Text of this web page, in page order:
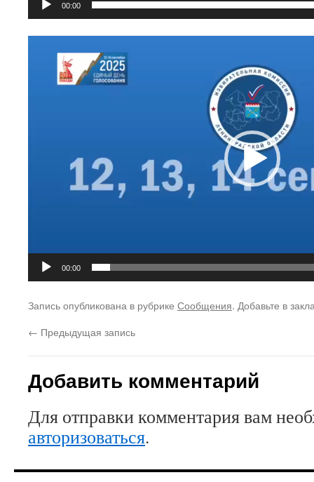
00:00
00:00
Запись опубликована в рубрике Сообщения. Добавьте в
← Предыдущая запись
Добавить комментарий
Для отправки комментария вам
авторизоваться.